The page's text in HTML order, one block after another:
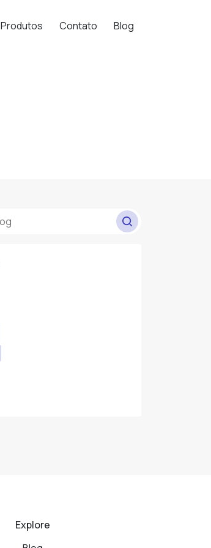
Produtos Contato Blog
Explore